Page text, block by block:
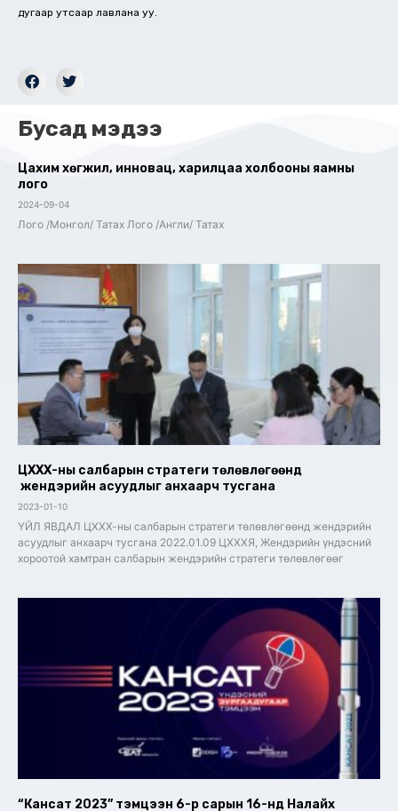
дугаар утсаар лавлана уу.
Бусад мэдээ
Цахим хөгжил, инновац, харилцаа холбооны яамны
лого
2024-09-04
Лого /Монгол/ Татах Лого /Англи/ Татах
ЦХХХ-ны салбарын стратеги төлөвлөгөөнд
жендэрийн асуудлыг анхаарч тусгана
2023-01-10
ҮЙЛ ЯВДАЛ ЦХХХ-ны салбарын стратеги төлөвлөгөөнд жендэрийн
асуудлыг анхаарч тусгана 2022.01.09 ЦХХХЯ, Жендэрийн үндэсний
хороотой хамтран салбарын жендэрийн стратеги төлөвлөгөөг
“Кансат 2023” тэмцээн 6-р сарын 16-нд Налайх